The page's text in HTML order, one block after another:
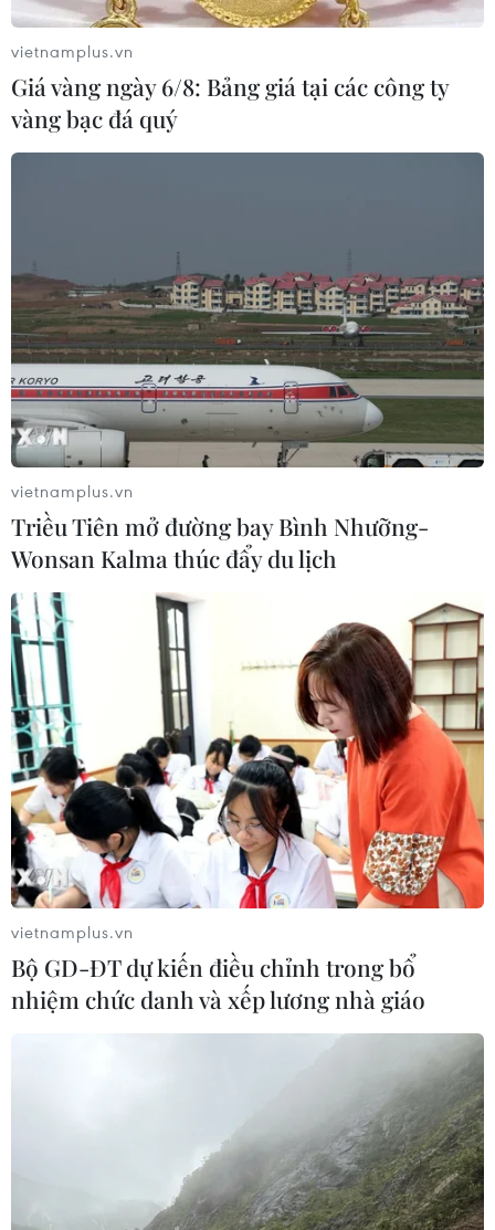
vietnamplus.vn
Giá vàng ngày 6/8: Bảng giá tại các công ty
vàng bạc đá quý
vietnamplus.vn
Triều Tiên mở đường bay Bình Nhưỡng-
Wonsan Kalma thúc đẩy du lịch
vietnamplus.vn
Bộ GD-ĐT dự kiến điều chỉnh trong bổ
nhiệm chức danh và xếp lương nhà giáo